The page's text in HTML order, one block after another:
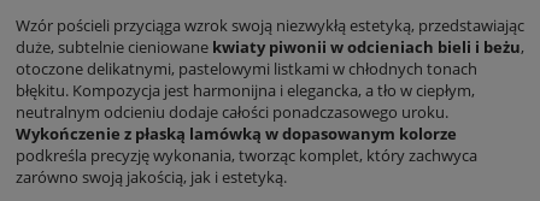
Wzór pościeli przyciąga wzrok swoją niezwykłą estetyką, przedstawiając
duże, subtelnie cieniowane kwiaty piwonii w odcieniach bieli i beżu,
otoczone delikatnymi, pastelowymi listkami w chłodnych tonach
błękitu. Kompozycja jest harmonijna i elegancka, a tło w ciepłym,
neutralnym odcieniu dodaje całości ponadczasowego uroku.
Wykończenie z płaską lamówką w dopasowanym kolorze
podkreśla precyzję wykonania, tworząc komplet, który zachwyca
zarówno swoją jakością, jak i estetyką.